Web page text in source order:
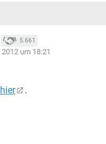
5.661
um 18:21
hier
.